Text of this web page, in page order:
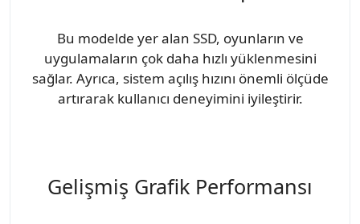
Bu modelde yer alan SSD, oyunların ve
uygulamaların çok daha hızlı yüklenmesini
sağlar. Ayrıca, sistem açılış hızını önemli ölçüde
artırarak kullanıcı deneyimini iyileştirir.
Gelişmiş Grafik Performansı